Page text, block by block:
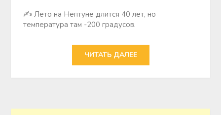
✍ Лето на Нептуне длится 40 лет, но
температура там -200 градусов.
ЧИТАТЬ ДАЛЕЕ